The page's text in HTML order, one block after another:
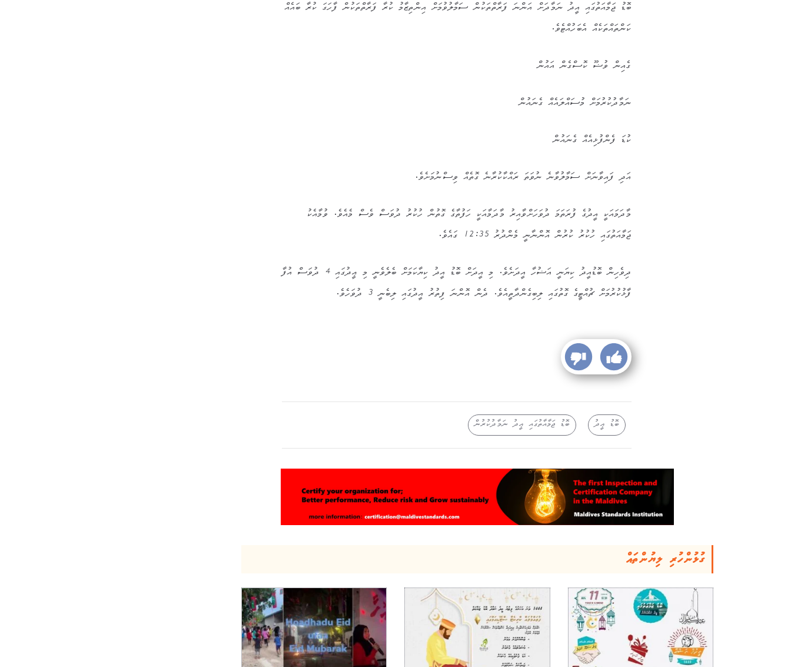
ބޮޑު ޖަމާއަތުގައި އީދު ނަމާދަށް އަންނަ ފަރާތްތަކުން ސަމާލުވުމަށް އިންތިޒާމު ކުރާ ފަރާތްތަކުން ފާހަގަ ކުރާ ބައެއް
ކަންތައްތަކެއް އެބަހުއްޓެވެ.
ގެއިން ވުޟޫ ކޮސްގެން އައުން
ނަމާދުކުރުމަށް މުސައްލައެއް ގެނައުން
ކުޑަ ފެންފުޅިއެއް ގެނައުން
އަދި ފައިވާނަށް ސަމާލުވާނެ ނުވަތަ ރައްކާކުރާނެ ގޮތެއް ވިސްނުމަށެވެ.
މާދަމައަކީ އީދުގެ ފުރަތަމަ ދުވަހަށްވާއިރު މާދަމާއަކީ ހަފުތާގެ ގޮތުން ހުކުރު ދުވަސް ވެސް މެއެވެ. ވުމާއެކު
ޖަމާއަތުގައި ހުކުރު ކުރުން އޮންނާނީ މެންދުރު 12:35 ގައެވެ.
ދިވެހިން ބޮޑުއީދު ކިޔަނީ އަޟުހާ އީދަށެވެ. މި އީދަށް ބޮޑު އީދު ކިޔާކަމަށް ބެލެވެނީ މި ޢީދުގައި 4 ދުވަސް އުފާ
ފާޅުކުރުމަށް ޗުއްޓީގެ ގޮތުގައި ލިބިގެންދާތީއެވެ. ދެން އޮންނަ ފިތުރު އީދުގައި ލިބެނީ 3 ދުވަހެވެ.
ބޮޑު ޢީދު ބޮޑު ޖަމާއާތުގައި ޢީދު ނަމާދުކުރުން
ގުޅުންހުރި ލިޔުންތައް